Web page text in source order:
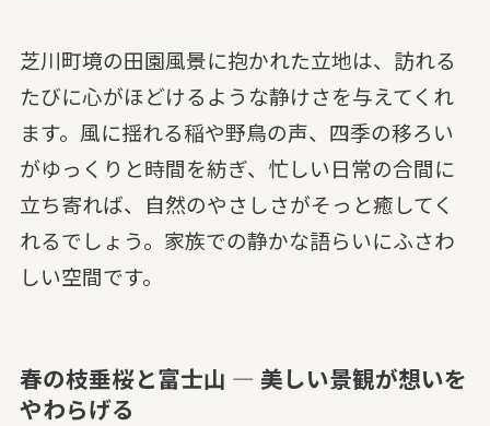
芝川町境の田園風景に抱かれた立地は、訪れる
たびに心がほどけるような静けさを与えてくれ
ます。風に揺れる稲や野鳥の声、四季の移ろい
がゆっくりと時間を紡ぎ、忙しい日常の合間に
立ち寄れば、自然のやさしさがそっと癒してく
れるでしょう。家族での静かな語らいにふさわ
しい空間です。
春の枝垂桜と富士山 — 美しい景観が想いを
やわらげる